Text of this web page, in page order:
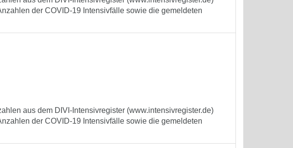
der COVID-19 Intensivfälle sowie die gemeldeten
aus dem DIVI-Intensivregister (www.intensivregister.de)
der COVID-19 Intensivfälle sowie die gemeldeten